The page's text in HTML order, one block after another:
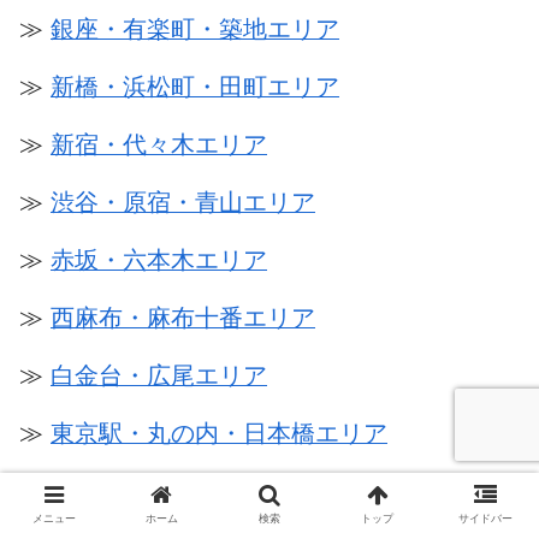
≫ 銀座・有楽町・築地エリア
≫ 新橋・浜松町・田町エリア
≫ 新宿・代々木エリア
≫ 渋谷・原宿・青山エリア
≫ 赤坂・六本木エリア
≫ 西麻布・麻布十番エリア
≫ 白金台・広尾エリア
≫ 東京駅・丸の内・日本橋エリア
≫神田・秋葉原・水道橋エリア
メニュー ホーム 検索 トップ サイドバー